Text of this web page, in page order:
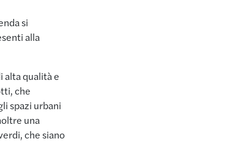
si
alla
alta qualità e
che
spazi urbani
una
che siano